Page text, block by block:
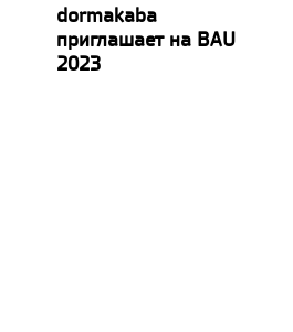
dormakaba
приглашает на BAU
2023